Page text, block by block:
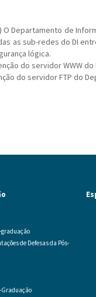
O Departamento de
as sub-redes do DI
lógica.
do servidor WWW
do servidor FTP do
graduação
de Defesas da Pós-
Graduação